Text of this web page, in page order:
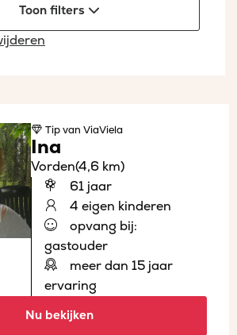
Toon filters
Tipvan ViaViela
Ina
Vorden(4,6 km)
61 jaar
4 eigen kinderen
opvang bij:
gastouder
meer dan 15 jaar
ervaring
Nu bekijken